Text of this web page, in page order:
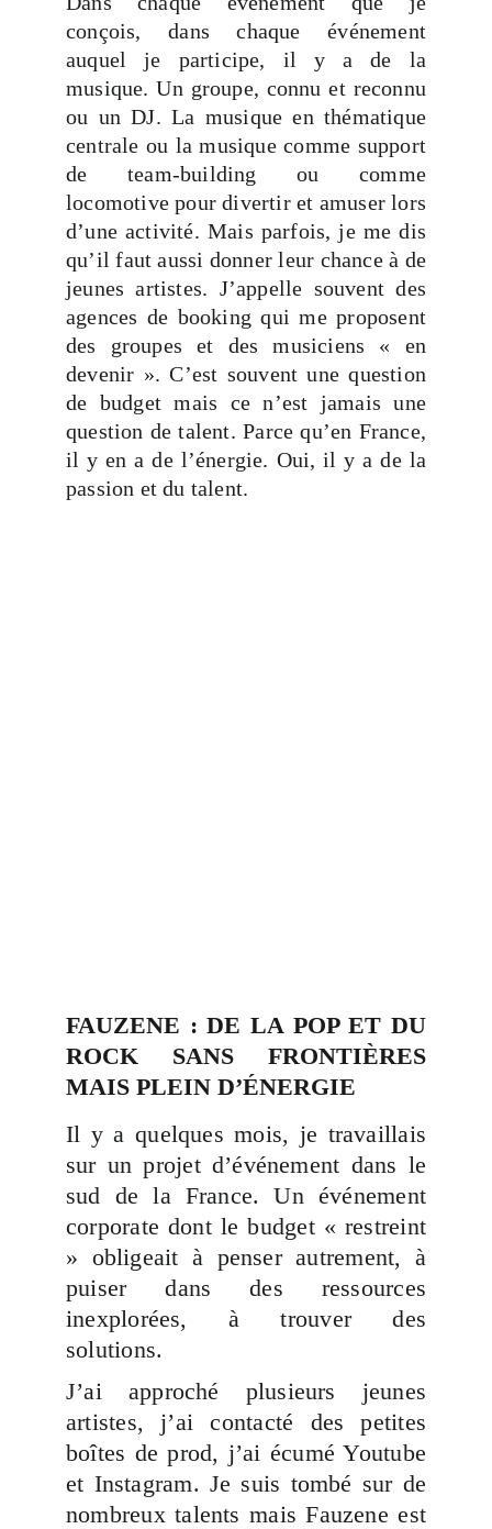
conçois, dans chaque événement
auquel je participe, il y a de la
musique. Un groupe, connu et reconnu
ou un DJ. La musique en thématique
centrale ou la musique comme support
de team-building ou comme
locomotive pour divertir et amuser lors
d’une activité. Mais parfois, je me dis
qu’il faut aussi donner leur chance à de
jeunes artistes. J’appelle souvent des
agences de booking qui me proposent
des groupes et des musiciens « en
devenir ». C’est souvent une question
de budget mais ce n’est jamais une
question de talent. Parce qu’en France,
il y en a de l’énergie. Oui, il y a de la
passion et du talent.
FAUZENE : DE LA POP ET DU
ROCK SANS FRONTIÈRES
MAIS PLEIN D’ÉNERGIE
Il y a quelques mois, je travaillais
sur un projet d’événement dans le
sud de la France. Un événement
corporate dont le budget « restreint
» obligeait à penser autrement, à
puiser dans des ressources
inexplorées, à trouver des
solutions.
J’ai approché plusieurs jeunes
artistes, j’ai contacté des petites
boîtes de prod, j’ai écumé Youtube
et Instagram. Je suis tombé sur de
nombreux talents mais Fauzene est